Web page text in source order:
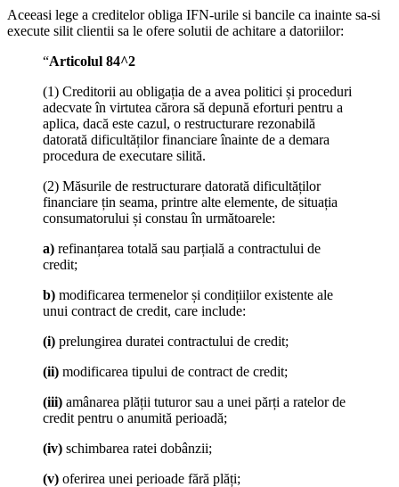
Aceeasi lege a creditelor obliga IFN-urile si bancile ca inainte sa-si
execute silit clientii sa le ofere solutii de achitare a datoriilor:
“Articolul 84^2
(1) Creditorii au obligația de a avea politici și proceduri
adecvate în virtutea cărora să depună eforturi pentru a
aplica, dacă este cazul, o restructurare rezonabilă
datorată dificultăților financiare înainte de a demara
procedura de executare silită.
(2) Măsurile de restructurare datorată dificultăților
financiare țin seama, printre alte elemente, de situația
consumatorului și constau în următoarele:
a) refinanțarea totală sau parțială a contractului de
credit;
b) modificarea termenelor și condițiilor existente ale
unui contract de credit, care include:
(i) prelungirea duratei contractului de credit;
(ii) modificarea tipului de contract de credit;
(iii) amânarea plății tuturor sau a unei părți a ratelor de
credit pentru o anumită perioadă;
(iv) schimbarea ratei dobânzii;
(v) oferirea unei perioade fără plăți;